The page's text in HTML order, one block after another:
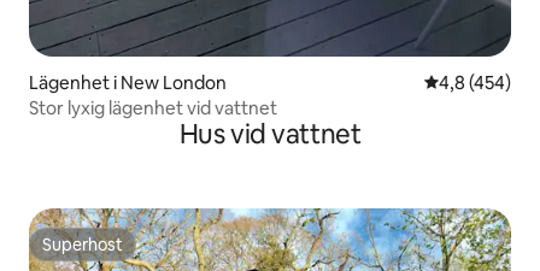
Lägenhet i New London 4,8 av 5 i
4,8 (454)
Stor lyxig lägenhet vid vattnet
Hus vid vattnet
Superhost
Superhost